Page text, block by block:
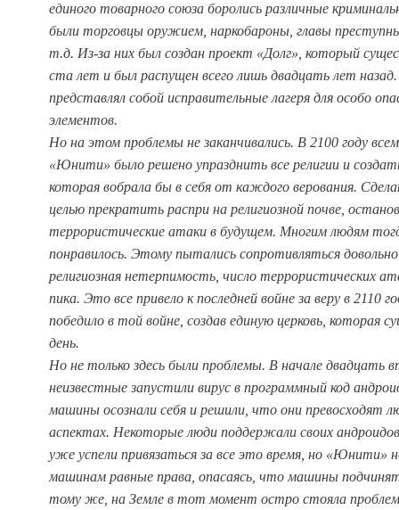
единого товарного союза боролись различные
были торговцы оружием, наркобароны, главы
т.д. Из-за них был создан проект «Долг», который
ста лет и был распущен всего лишь двадцать лет
представлял собой исправительные лагеря для особо
элементов.
Но на этом проблемы не заканчивались. В 2100 году
«Юнити» было решено упразднить все религии и
которая вобрала бы в себя от каждого верования.
целью прекратить распри на религиозной почве,
террористические атаки в будущем. Многим людям
понравилось. Этому пытались сопротивляться
религиозная нетерпимость, число террористических
пика. Это все привело к последней войне за веру в 2110
победило в той войне, создав единую церковь, которая
день.
Но не только здесь были проблемы. В начале двадцать
неизвестные запустили вирус в программный код
машины осознали себя и решили, что они превосходят
аспектах. Некоторые люди поддержали своих
уже успели привязаться за все это время, но «Юнити»
машинам равные права, опасаясь, что машины
тому же, на Земле в тот момент остро стояла